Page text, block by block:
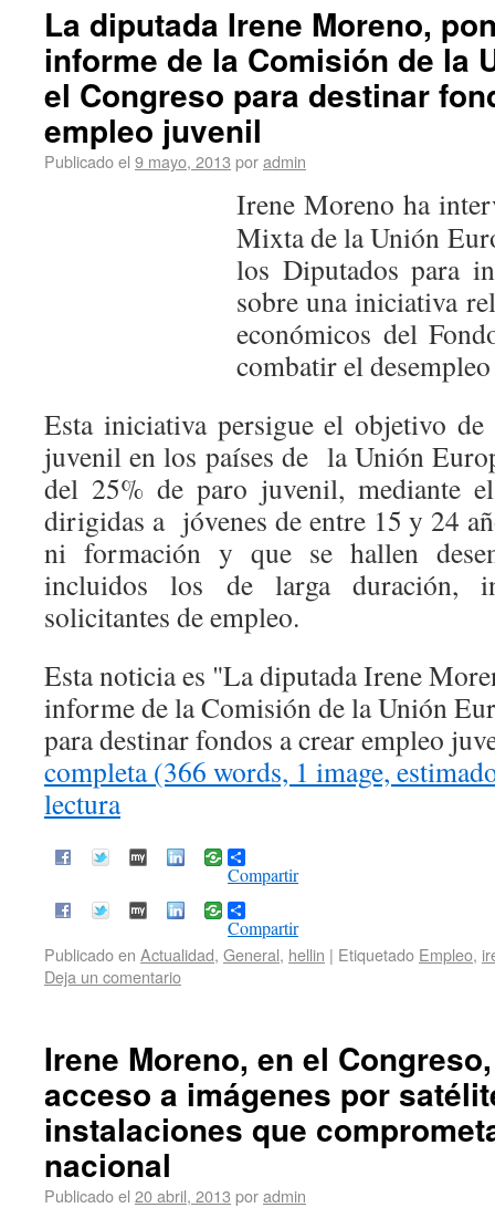
La diputada Irene Moreno,
informe de la Comisión de la
el Congreso para destinar
empleo juvenil
Publicado el 9 mayo, 2013 poradmin
Irene Moreno ha
Mixta de la Unión
los Diputados para
sobre una iniciativa
económicos del
combatir el
Esta iniciativa persigue el objetivo
juvenil en los países de la Unión
del 25% de paro juvenil, mediante
dirigidas a jóvenes de entre 15 y 24
ni formación y que se hallen
incluidos los de larga duración,
solicitantes de empleo.
Esta noticia es La diputada Irene
informe de la Comisión de la Unión
para destinar fondos a crear empleo
completa (366 words, 1 image,
lectura
Compartir
Compartir
Publicado en Actualidad, General, hellin | Etiquetado Empleo,
Deja un comentario
Irene Moreno, en el
acceso a imágenes por
instalaciones que
nacional
Publicado el 20 abril, 2013 poradmin